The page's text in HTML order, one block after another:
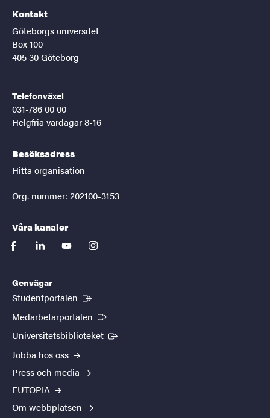
Kontakt
Göteborgs universitet
Box 100
405 30 Göteborg
Telefonväxel
031-786 00 00
Helgfria vardagar 8-16
Besöksadress
Hitta organisation
Org. nummer: 202100-3153
Våra kanaler
facebooklinkedinyoutubeinstagram
Genvägar
Studentportalen (Extern länk)
Medarbetarportalen (Extern länk)
Universitetsbiblioteket (Extern länk)
Jobba hos oss
Press och media
EUTOPIA
Om webbplatsen